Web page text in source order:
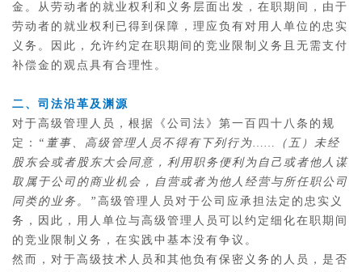
金。从劳动者的就业权利和义务层面出发，在职期间，由于
劳动者的就业权利已得到保障，理应负有对用人单位的忠实
义务。因此，允许约定在职期间的竞业限制义务且无需支付
补偿金的观点具有合理性。
二、司法沿革及渊源
对于高级管理人员，根据《公司法》第一百四十八条的规
定：
“董事、高级管理人员不得有下列行为……（五）未经
股东会或者股东大会同意，利用职务便利为自己或者他人谋
取属于公司的商业机会，自营或者为他人经营与所任职公司
同类的业务。” 高级管理人员对于公司应承担法定的忠实义
务，因此，用人单位与高级管理人员可以约定细化在职期间
的竞业限制义务，在实践中基本没有争议。
然而，对于高级技术人员和其他负有保密义务的人员，是否